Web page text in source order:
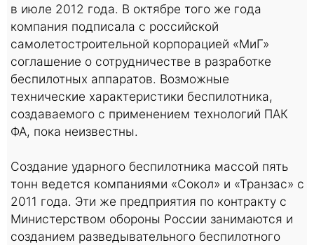
в июле 2012 года. В октябре того же года
компания подписала с российской
самолетостроительной корпорацией «МиГ»
соглашение о сотрудничестве в разработке
беспилотных аппаратов. Возможные
технические характеристики беспилотника,
создаваемого с применением технологий ПАК
ФА, пока неизвестны.
Создание ударного беспилотника массой пять
тонн ведется компаниями «Сокол» и «Транзас» с
2011 года. Эти же предприятия по контракту с
Министерством обороны России занимаются и
созданием разведывательного беспилотного